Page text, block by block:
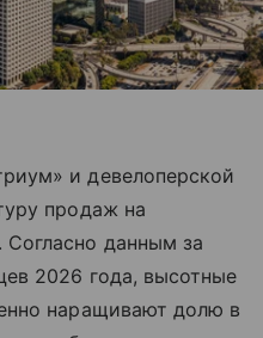
и девелоперской
продаж на
данным за
2026 года, высотные
наращивают долю в